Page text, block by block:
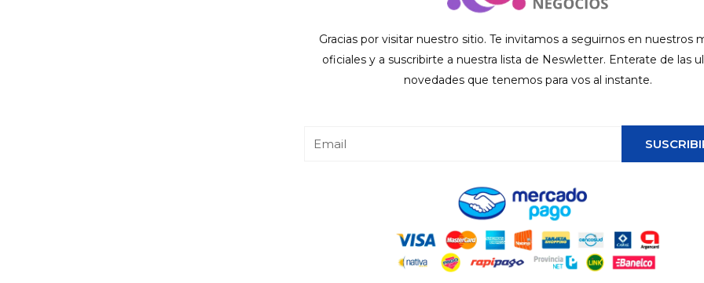
Gracias por visitar nuestro sitio. Te invitamos a seguirnos en nuestros
oficiales y a suscribirte a nuestra lista de Neswletter. Enterate de las
novedades que tenemos para vos al instante.